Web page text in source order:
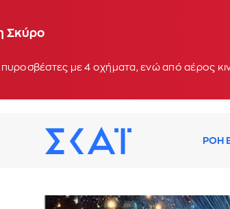
Σκύρο
με 4 οχήματα, ενώ από αέρος
ΡΟΗ